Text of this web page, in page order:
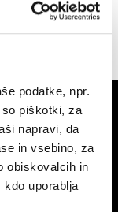
podatke, npr.
piškotki, za
napravi, da
in vsebino, za
obiskovalcih in
kdo uporablja